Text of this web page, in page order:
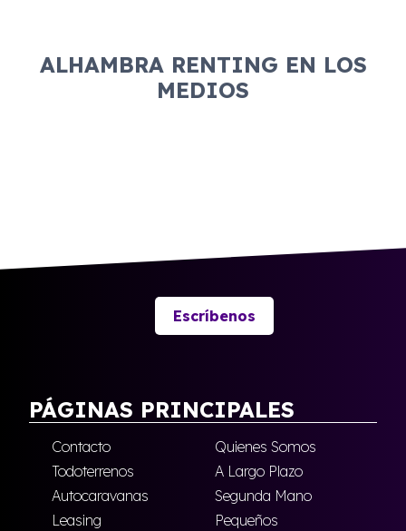
ALHAMBRA RENTING EN LOS
MEDIOS
Escríbenos
PÁGINAS PRINCIPALES
Contacto
Quienes Somos
Todoterrenos
A Largo Plazo
Autocaravanas
Segunda Mano
Leasing
Pequeños